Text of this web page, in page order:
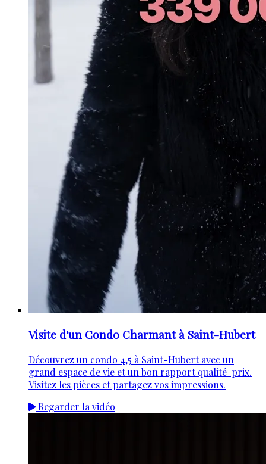
Visite d'un Condo Charmant à Saint-Hubert
Découvrez un condo 4,5 à Saint-Hubert avec un
grand espace de vie et un bon rapport qualité-prix.
Visitez les pièces et partagez vos impressions.
Regarder la vidéo